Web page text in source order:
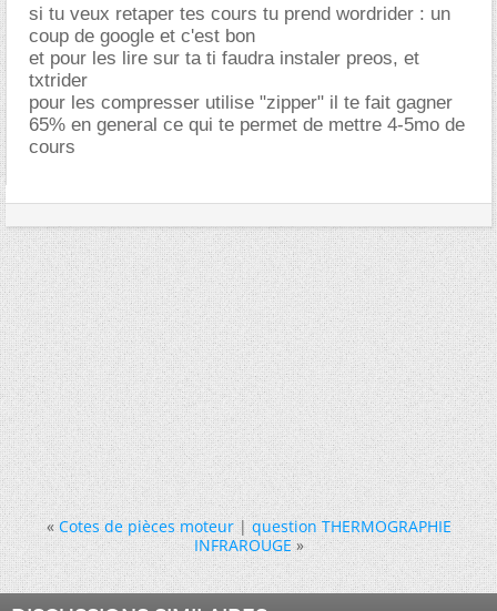
si tu veux retaper tes cours tu prend wordrider : un
coup de google et c'est bon
et pour les lire sur ta ti faudra instaler preos, et
txtrider
pour les compresser utilise "zipper" il te fait gagner
65% en general ce qui te permet de mettre 4-5mo de
cours
« Cotes de pièces moteur|question THERMOGRAPHIE
INFRAROUGE »